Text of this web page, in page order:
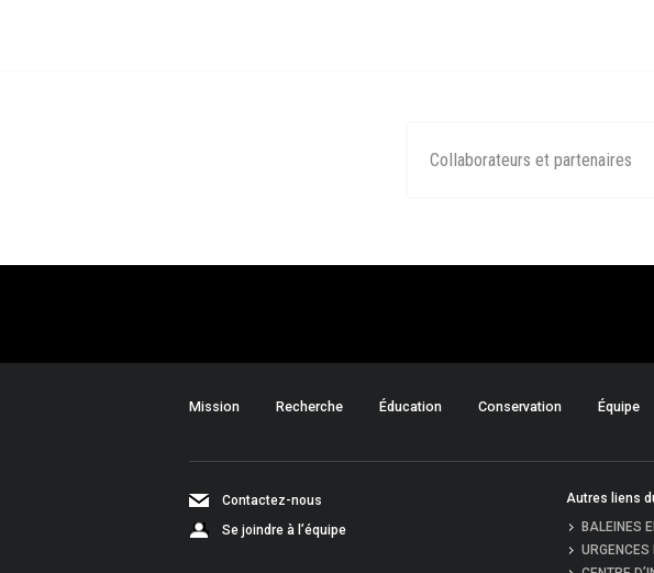
Collaborateurs et partenaires
Mission Recherche Éducation Conservation Équipe
Contactez-nous
Se joindre à l’équipe
Autres liens
BALEINES